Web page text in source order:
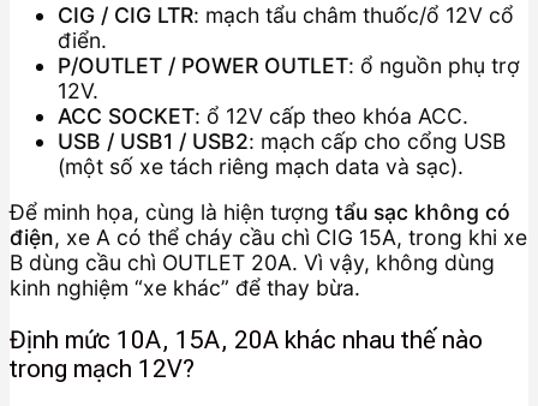
CIG / CIG LTR: mạch tẩu châm thuốc/ổ 12V cổ
điển.
P/OUTLET / POWER OUTLET: ổ nguồn phụ trợ
12V.
ACC SOCKET: ổ 12V cấp theo khóa ACC.
USB / USB1 / USB2: mạch cấp cho cổng USB
(một số xe tách riêng mạch data và sạc).
Để minh họa, cùng là hiện tượng tẩu sạc không có
điện, xe A có thể cháy cầu chì CIG 15A, trong khi xe
B dùng cầu chì OUTLET 20A. Vì vậy, không dùng
kinh nghiệm “xe khác” để thay bừa.
Định mức 10A, 15A, 20A khác nhau thế nào
trong mạch 12V?